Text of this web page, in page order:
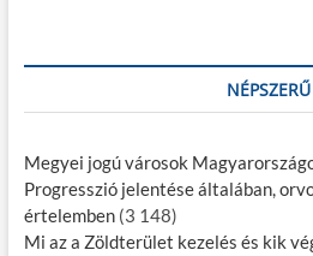
NÉPSZERŰ
Megyei jogú városok
Progresszió jelentése általában,
értelemben (3 148)
Mi az a Zöldterület kezelés és kik